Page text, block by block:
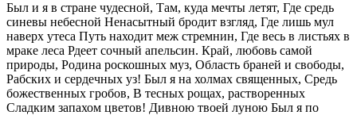
Был и я в стране чудесной, Там, куда мечты летят, Где средь
синевы небесной Ненасытный бродит взгляд, Где лишь мул
наверх утеса Путь находит меж стремнин, Где весь в листьях в
мраке леса Рдеет сочный апельсин. Край, любовь самой
природы, Родина роскошных муз, Область браней и свободы,
Рабских и сердечных уз! Был я на холмах священных, Средь
божественных гробов, В тесных рощах, растворенных
Сладким запахом цветов! Дивною твоей луною Был я по